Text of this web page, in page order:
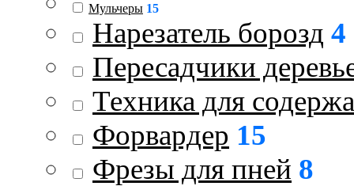
Мульчеры 15
Нарезатель борозд 4
Пересадчики
Техника для
Форвардер 15
Фрезы для пней 8